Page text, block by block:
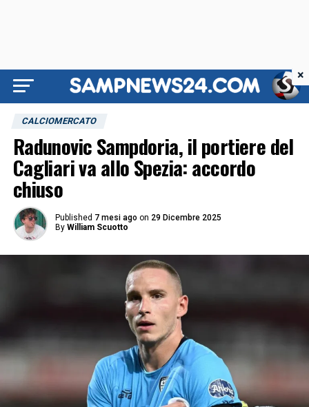
CALCIOMERCATO
Radunovic Sampdoria, il portiere del
Cagliari va allo Spezia: accordo
chiuso
Published 7 mesi ago on 29 Dicembre 2025
By William Scuotto
×